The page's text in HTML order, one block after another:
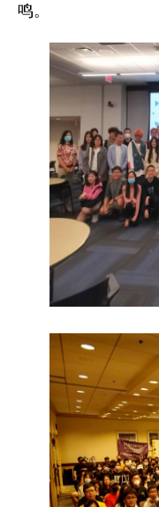
鸣。